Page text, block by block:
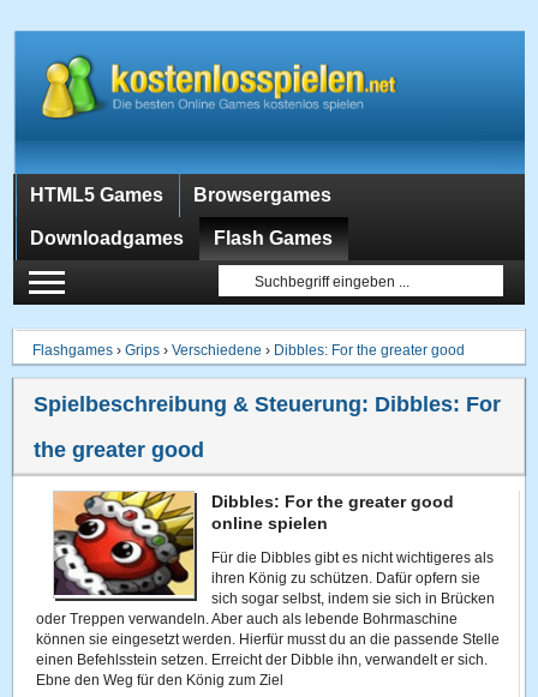
HTML5 Games Browsergames
Downloadgames Flash Games
Flashgames ›Grips ›Verschiedene › Dibbles: For the greater good
Spielbeschreibung & Steuerung: Dibbles: For
the greater good
Dibbles: For the greater good
online spielen
Für die Dibbles gibt es nicht wichtigeres als
ihren König zu schützen. Dafür opfern sie
sich sogar selbst, indem sie sich in Brücken
oder Treppen verwandeln. Aber auch als lebende Bohrmaschine
können sie eingesetzt werden. Hierfür musst du an die passende Stelle
einen Befehlsstein setzen. Erreicht der Dibble ihn, verwandelt er sich.
Ebne den Weg für den König zum Ziel